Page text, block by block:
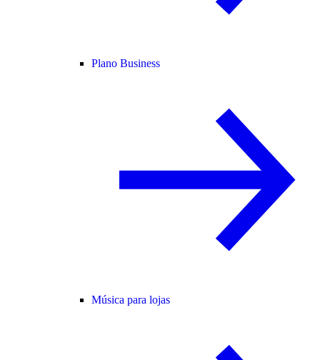
Plano Business
Música para lojas